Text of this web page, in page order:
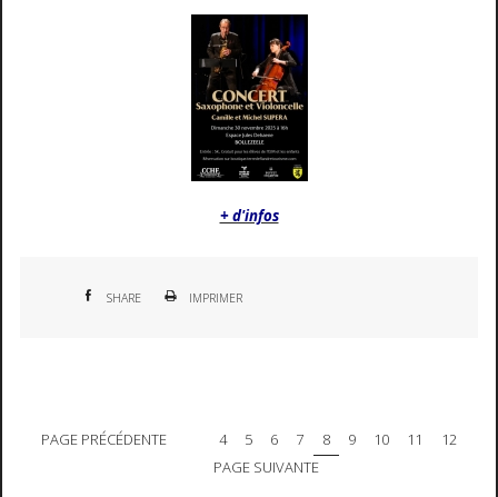
+ d'infos
SHARE IMPRIMER
PAGE PRÉCÉDENTE 4 5 6 7 8 9 10 11
12
PAGE SUIVANTE